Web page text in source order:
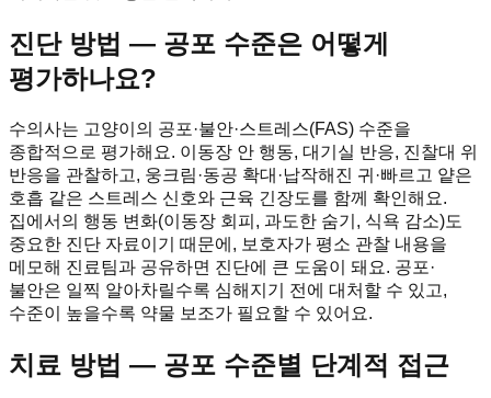
진단 방법 — 공포 수준은 어떻게
평가하나요?
수의사는 고양이의 공포·불안·스트레스(FAS) 수준을
종합적으로 평가해요. 이동장 안 행동, 대기실 반응, 진찰대 위
반응을 관찰하고, 웅크림·동공 확대·납작해진 귀·빠르고 얕은
호흡 같은 스트레스 신호와 근육 긴장도를 함께 확인해요.
집에서의 행동 변화(이동장 회피, 과도한 숨기, 식욕 감소)도
중요한 진단 자료이기 때문에, 보호자가 평소 관찰 내용을
메모해 진료팀과 공유하면 진단에 큰 도움이 돼요. 공포·
불안은 일찍 알아차릴수록 심해지기 전에 대처할 수 있고,
수준이 높을수록 약물 보조가 필요할 수 있어요.
치료 방법 — 공포 수준별 단계적 접근